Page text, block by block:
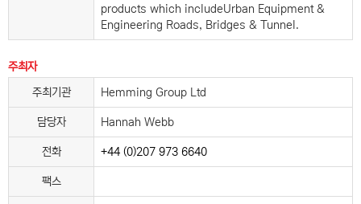
products which includeUrban Equipment &
Engineering Roads, Bridges & Tunnel.
주최자
주최기관
Hemming Group Ltd
담당자 Hannah Webb
전화 +44 (0)207 973 6640
팩스